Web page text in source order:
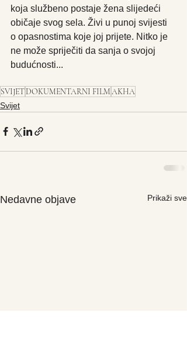
koja službeno postaje žena slijedeći
običaje svog sela. Živi u punoj svijesti
o opasnostima koje joj prijete. Nitko je
ne može spriječiti da sanja o svojoj
budućnosti...
SVIJETDOKUMENTARNI FILMAKHA
Svijet
Nedavne objave Prikaži sve